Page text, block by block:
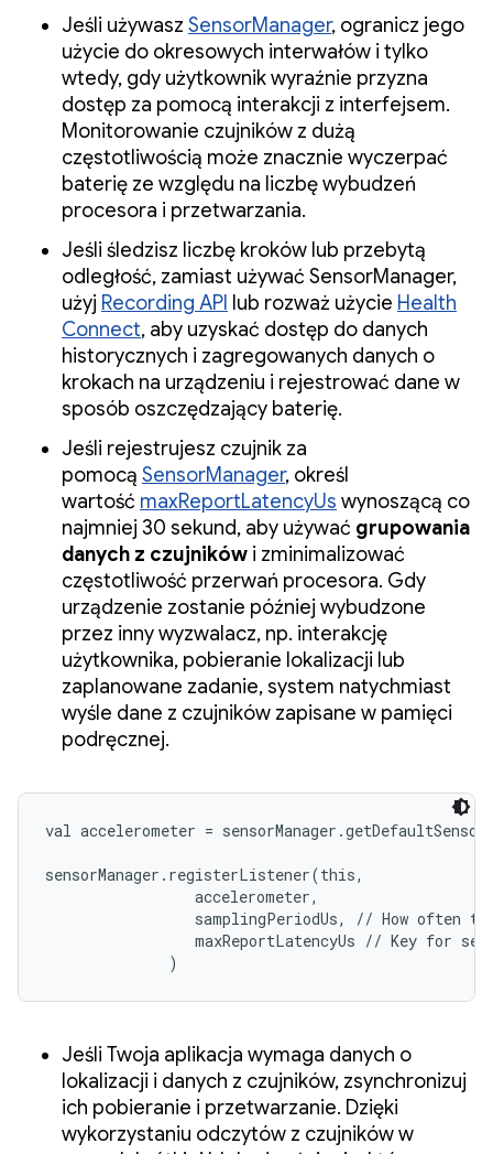
Jeśli używasz SensorManager, ogranicz jego
użycie do okresowych interwałów i tylko
wtedy, gdy użytkownik wyraźnie przyzna
dostęp za pomocą interakcji z interfejsem.
Monitorowanie czujników z dużą
częstotliwością może znacznie wyczerpać
baterię ze względu na liczbę wybudzeń
procesora i przetwarzania.
Jeśli śledzisz liczbę kroków lub przebytą
odległość, zamiast używać SensorManager,
użyj Recording API lub rozważ użycie Health
Connect, aby uzyskać dostęp do danych
historycznych i zagregowanych danych o
krokach na urządzeniu i rejestrować dane w
sposób oszczędzający baterię.
Jeśli rejestrujesz czujnik za
pomocą SensorManager, określ
wartość maxReportLatencyUs wynoszącą co
najmniej 30 sekund, aby używać grupowania
danych z czujników i zminimalizować
częstotliwość przerwań procesora. Gdy
urządzenie zostanie później wybudzone
przez inny wyzwalacz, np. interakcję
użytkownika, pobieranie lokalizacji lub
zaplanowane zadanie, system natychmiast
wyśle dane z czujników zapisane w pamięci
podręcznej.
val accelerometer =
sensorManager.registerListener(this,
                 accelerometer,
samplingPeriodUs, // How often
maxReportLatencyUs // Key for
              )
Jeśli Twoja aplikacja wymaga danych o
lokalizacji i danych z czujników, zsynchronizuj
ich pobieranie i przetwarzanie. Dzięki
wykorzystaniu odczytów z czujników w